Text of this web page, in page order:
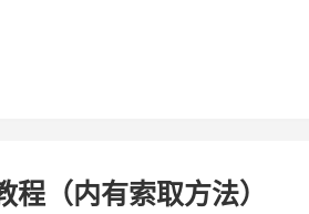
（内有索取方法）